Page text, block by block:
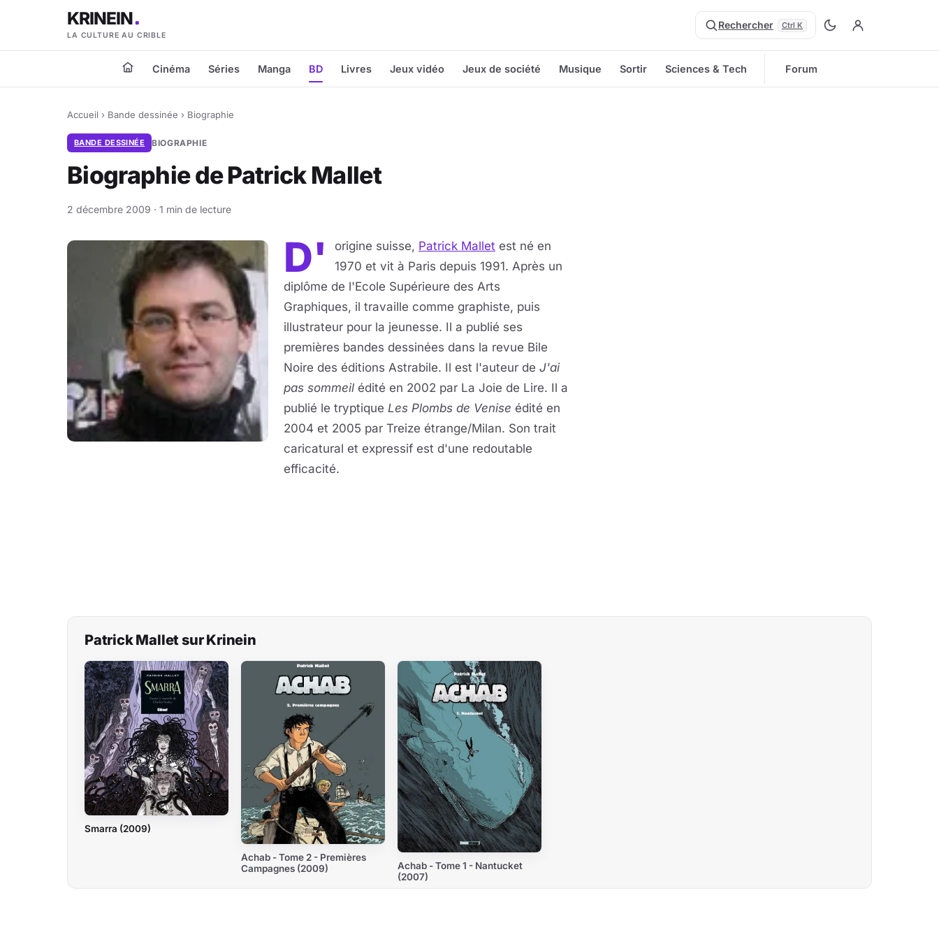
KRINEIN
LA CULTURE AU CRIBLE
Rechercher Ctrl K
Cinéma Séries Manga BD Livres Jeux vidéo Jeux de société Musique Sortir Sciences & Tech Forum
Accueil › Bande dessinée › Biographie
BANDE DESSINÉE BIOGRAPHIE
Biographie de Patrick Mallet
2 décembre 2009 · 1 min de lecture
D' origine suisse, Patrick Mallet est né en
1970 et vit à Paris depuis 1991. Après un
diplôme de l'Ecole Supérieure des Arts
Graphiques, il travaille comme graphiste, puis
illustrateur pour la jeunesse. Il a publié ses
premières bandes dessinées dans la revue Bile
Noire des éditions Astrabile. Il est l'auteur de J'ai
pas sommeil édité en 2002 par La Joie de Lire. Il a
publié le tryptique Les Plombs de Venise édité en
2004 et 2005 par Treize étrange/Milan. Son trait
caricatural et expressif est d'une redoutable
efficacité.
Patrick Mallet sur Krinein
Smarra (2009)
Achab - Tome 2 - Premières
Campagnes (2009)
Achab - Tome 1 - Nantucket
(2007)